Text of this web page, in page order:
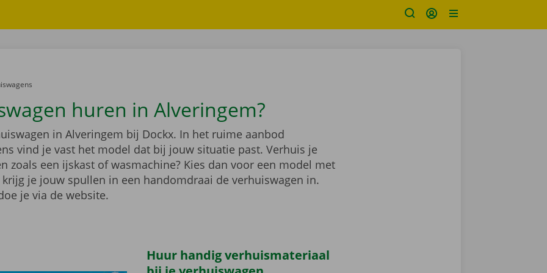
huren in Alveringem?
in Alveringem bij Dockx. In het ruime aanbod
vind je vast het model dat bij jouw situatie past. Verhuis je
zoals een ijskast of wasmachine? Kies dan voor een model met
krijg je jouw spullen in een handomdraai de verhuiswagen in.
je via de website.
Huur handig verhuismateriaal